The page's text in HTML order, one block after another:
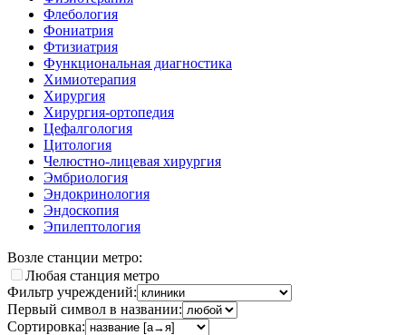
Флебология
Фониатрия
Фтизиатрия
Функциональная диагностика
Химиотерапия
Хирургия
Хирургия-ортопедия
Цефалгология
Цитология
Челюстно-лицевая хирургия
Эмбриология
Эндокринология
Эндоскопия
Эпилептология
Возле станции метро:
Любая станция метро
Фильтр учреждений:
Первый символ в названии:
Сортировка: